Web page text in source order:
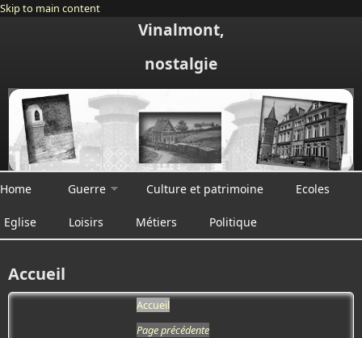
Skip to main content
Vinalmont,
nostalgie
Home Guerre Culture et patrimoine Ecoles
Eglise Loisirs Métiers Politique
Accueil
Accueil
Page précédente